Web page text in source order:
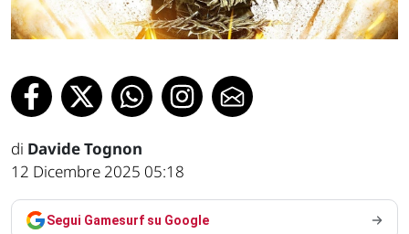
di Davide Tognon
12 Dicembre 2025 05:18
Segui Gamesurf su Google